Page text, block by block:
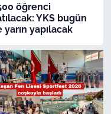
öğrenci
YKS bugün
yarın yapılacak